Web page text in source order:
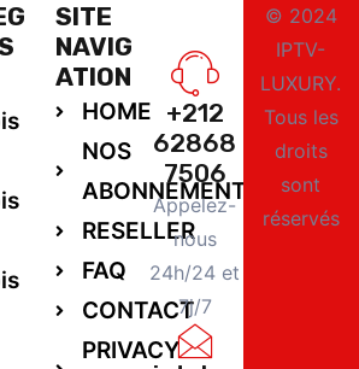
SITE
NAVIG
ATION
HOME
NOS
ABONNEMENTS
RESELLER
FAQ
CONTACT
PRIVACY
+212
62868
7506
Appelez-
nous
24h/24 et
7j/7
© 2024
IPTV-
LUXURY.
Tous les
droits
sont
réservés